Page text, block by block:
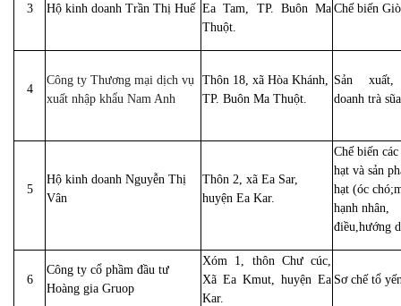
3 Hộ kinh doanh Trần Thị Huế Ea Tam, TP. Buôn Ma
Thuột.
Chế biến
4
Công ty Thương mại dịch vụ
xuất nhập khẩu Nam Anh
Thôn 18, xã Hòa Khánh,
TP. Buôn Ma Thuột.
Sản
doanh trà sũa
5
Hộ kinh doanh Nguyễn Thị
Vân
Thôn 2, xã Ea Sar,
huyện Ea Kar.
Chế biến
hạt và sản
hạt (óc
hạnh nhân,
điều,hướng
6
Công ty cổ phầm đầu tư
Hoàng gia Gruop
Xóm 1, thôn Chư cúc,
Xã Ea Kmut, huyện Ea
Kar.
Sơ chế tổ